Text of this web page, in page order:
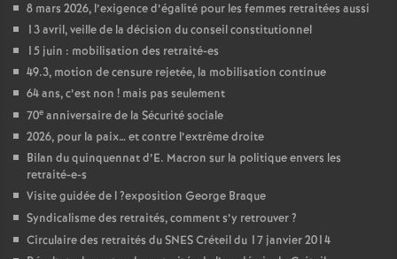
8 mars 2026, l’exigence d’égalité pour les femmes retraitées aussi
13 avril, veille de la décision du conseil constitutionnel
15 juin : mobilisation des retraité-es
49.3, motion de censure rejetée, la mobilisation continue
64 ans, c’est non ! mais pas seulement
70e anniversaire de la Sécurité sociale
2026, pour la paix… et contre l’extrême droite
Bilan du quinquennat d’E. Macron sur la politique envers les
retraité-e-s
Visite guidée de l?exposition George Braque
Syndicalisme des retraités, comment s’y retrouver?
Circulaire des retraités duSNESCréteil du 17 janvier 2014